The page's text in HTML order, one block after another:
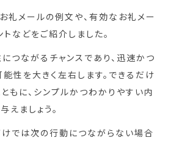
礼メールの例文や、有効なお礼メー
などをご紹介しました。
つながるチャンスであり、迅速かつ
性を大きく左右します。できるだけ
もに、シンプルかつわかりやすい内
ましょう。
では次の行動につながらない場合